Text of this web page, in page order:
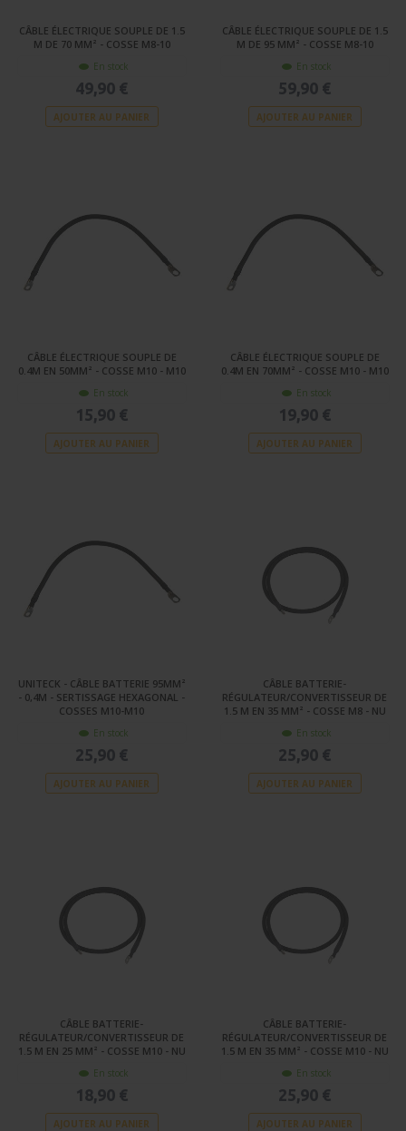
CÂBLE ÉLECTRIQUE SOUPLE DE 1.5
M DE 70 MM² - COSSE M8-10
En stock
49,90 €
AJOUTER AU PANIER
CÂBLE ÉLECTRIQUE SOUPLE DE 1.5
M DE 95 MM² - COSSE M8-10
En stock
59,90 €
AJOUTER AU PANIER
CÂBLE ÉLECTRIQUE SOUPLE DE
0.4M EN 50MM² - COSSE M10 - M10
En stock
15,90 €
AJOUTER AU PANIER
CÂBLE ÉLECTRIQUE SOUPLE DE
0.4M EN 70MM² - COSSE M10 - M10
En stock
19,90 €
AJOUTER AU PANIER
UNITECK - CÂBLE BATTERIE 95MM²
- 0,4M - SERTISSAGE HEXAGONAL -
COSSES M10-M10
En stock
25,90 €
AJOUTER AU PANIER
CÂBLE BATTERIE-
RÉGULATEUR/CONVERTISSEUR DE
1.5 M EN 35 MM² - COSSE M8 - NU
En stock
25,90 €
AJOUTER AU PANIER
CÂBLE BATTERIE-
RÉGULATEUR/CONVERTISSEUR DE
1.5 M EN 25 MM² - COSSE M10 - NU
En stock
18,90 €
AJOUTER AU PANIER
CÂBLE BATTERIE-
RÉGULATEUR/CONVERTISSEUR DE
1.5 M EN 35 MM² - COSSE M10 - NU
En stock
25,90 €
AJOUTER AU PANIER